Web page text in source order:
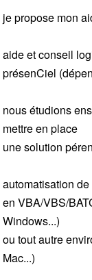
je propose mon
aide et conseil
présenCiel
nous étudions
mettre en place
une solution
automatisation
en VBA/VBS/
Windows...)
ou tout autre
Mac...)